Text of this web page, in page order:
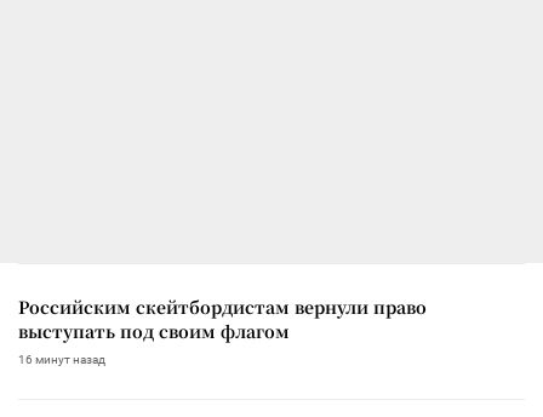
Российским скейтбордистам вернули право
выступать под своим флагом
16 минут назад